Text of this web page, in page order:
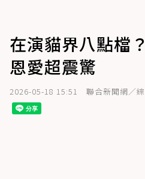
在演貓界八點檔
恩愛超震驚
2026-05-18 15:51 聯合新聞網／